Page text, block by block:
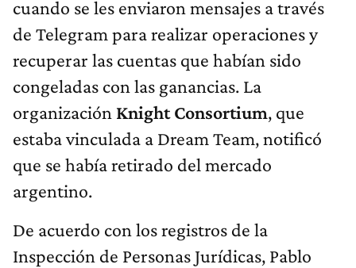
cuando se les enviaron mensajes a través
de Telegram para realizar operaciones y
recuperar las cuentas que habían sido
congeladas con las ganancias. La
organización Knight Consortium, que
estaba vinculada a Dream Team, notificó
que se había retirado del mercado
argentino.
De acuerdo con los registros de la
Inspección de Personas Jurídicas, Pablo